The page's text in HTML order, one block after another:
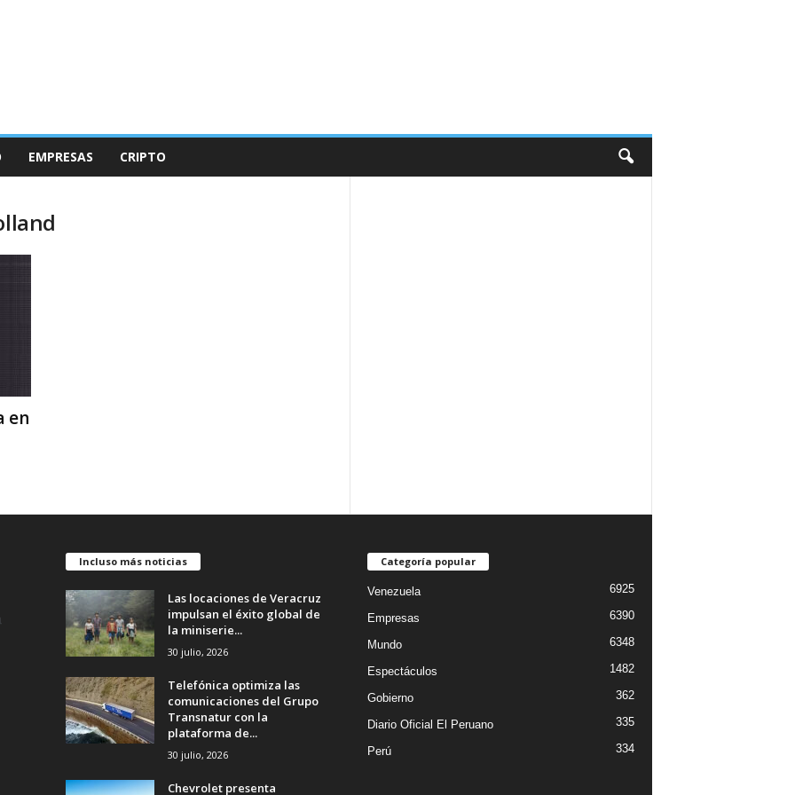
EMPRESAS CRIPTO
en
Incluso más noticias
Las locaciones de Veracruz
impulsan el éxito global de
la miniserie...
30 julio, 2026
Telefónica optimiza las
comunicaciones del Grupo
Transnatur con la
plataforma de...
30 julio, 2026
Chevrolet presenta
Categoría popular
Venezuela 6925
Empresas 6390
Mundo 6348
Espectáculos 1482
Gobierno 362
Diario Oficial El Peruano 335
Perú 334